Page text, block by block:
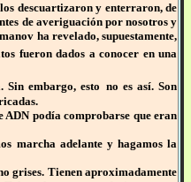
descuartizaron y enterraron, de
de averiguación por nosotros y
ha revelado, supuestamente,
fueron dados a conocer en una
embargo, esto no es así. Son
ADN podía comprobarse que eran
marcha adelante y hagamos la
grises. Tienen aproximadamente